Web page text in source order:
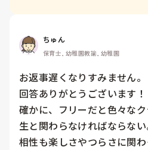
ちゅん
保育士, 幼稚園教諭, 幼稚園
お返事遅くなりすみません。
回答ありがとうございます！
確かに、フリーだと色々な
生と関わらなければならな
相性も楽しさやつらさに関